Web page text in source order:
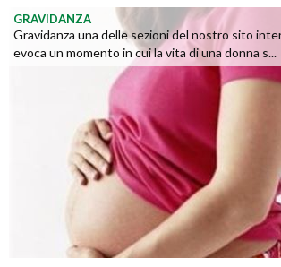
GRAVIDANZA
Gravidanza una delle sezioni del nostro sito
evoca un momento in cui la vita di una donna s...